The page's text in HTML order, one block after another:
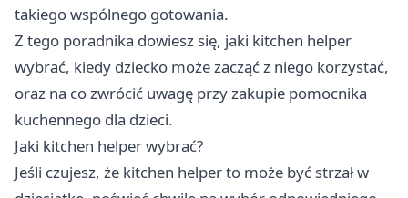
takiego wspólnego gotowania.
Z tego poradnika dowiesz się, jaki kitchen helper
wybrać, kiedy dziecko może zacząć z niego korzystać,
oraz na co zwrócić uwagę przy zakupie pomocnika
kuchennego dla dzieci.
Jaki kitchen helper wybrać?
Jeśli czujesz, że kitchen helper to może być strzał w